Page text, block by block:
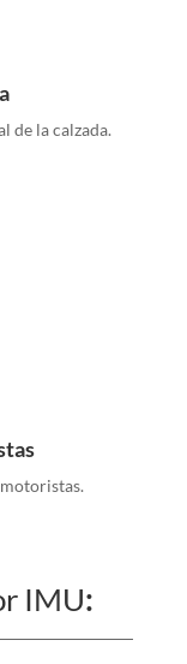
de la calzada.
IMU: